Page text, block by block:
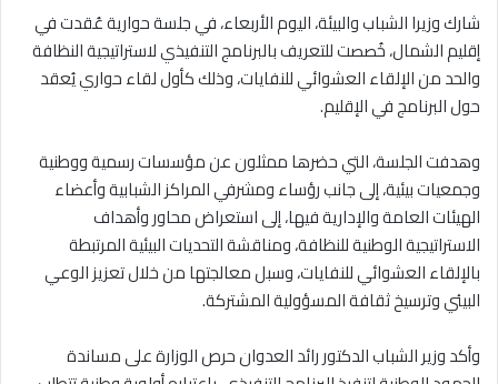
شارك وزيرا الشباب والبيئة، اليوم الأربعاء، في جلسة حوارية عُقدت في
إقليم الشمال، خُصصت للتعريف بالبرنامج التنفيذي لاستراتيجية النظافة
والحد من الإلقاء العشوائي للنفايات، وذلك كأول لقاء حواري يُعقد
حول البرنامج في الإقليم.
وهدفت الجلسة، التي حضرها ممثلون عن مؤسسات رسمية ووطنية
وجمعيات بيئية، إلى جانب رؤساء ومشرفي المراكز الشبابية وأعضاء
الهيئات العامة والإدارية فيها، إلى استعراض محاور وأهداف
الاستراتيجية الوطنية للنظافة، ومناقشة التحديات البيئية المرتبطة
بالإلقاء العشوائي للنفايات، وسبل معالجتها من خلال تعزيز الوعي
البيئي وترسيخ ثقافة المسؤولية المشتركة.
وأكد وزير الشباب الدكتور رائد العدوان حرص الوزارة على مساندة